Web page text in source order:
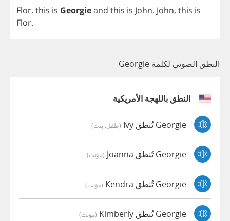
Flor, this is Georgieand this is John. John, this is
Flor.
النطق الصوتي لكلمة Georgie
النطق باللهجة الأمريكية
Georgie تُنطق Ivy (طفل, بنت)
Georgie تُنطق Joanna (مؤنث)
Georgie تُنطق Kendra (مؤنث)
Georgie تُنطق Kimberly (مؤنث)